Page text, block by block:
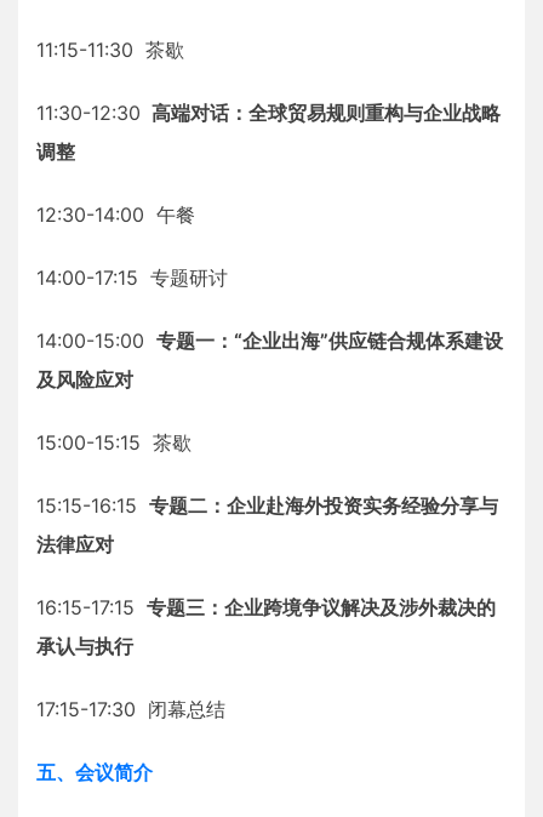
11:15-11:30 茶歇
11:30-12:30 高端对话：全球贸易规则重构与企业战略
调整
12:30-14:00 午餐
14:00-17:15 专题研讨
14:00-15:00 专题一：“企业出海”供应链合规体系建设
及风险应对
15:00-15:15 茶歇
15:15-16:15 专题二：企业赴海外投资实务经验分享与
法律应对
16:15-17:15 专题三：企业跨境争议解决及涉外裁决的
承认与执行
17:15-17:30 闭幕总结
五、会议简介